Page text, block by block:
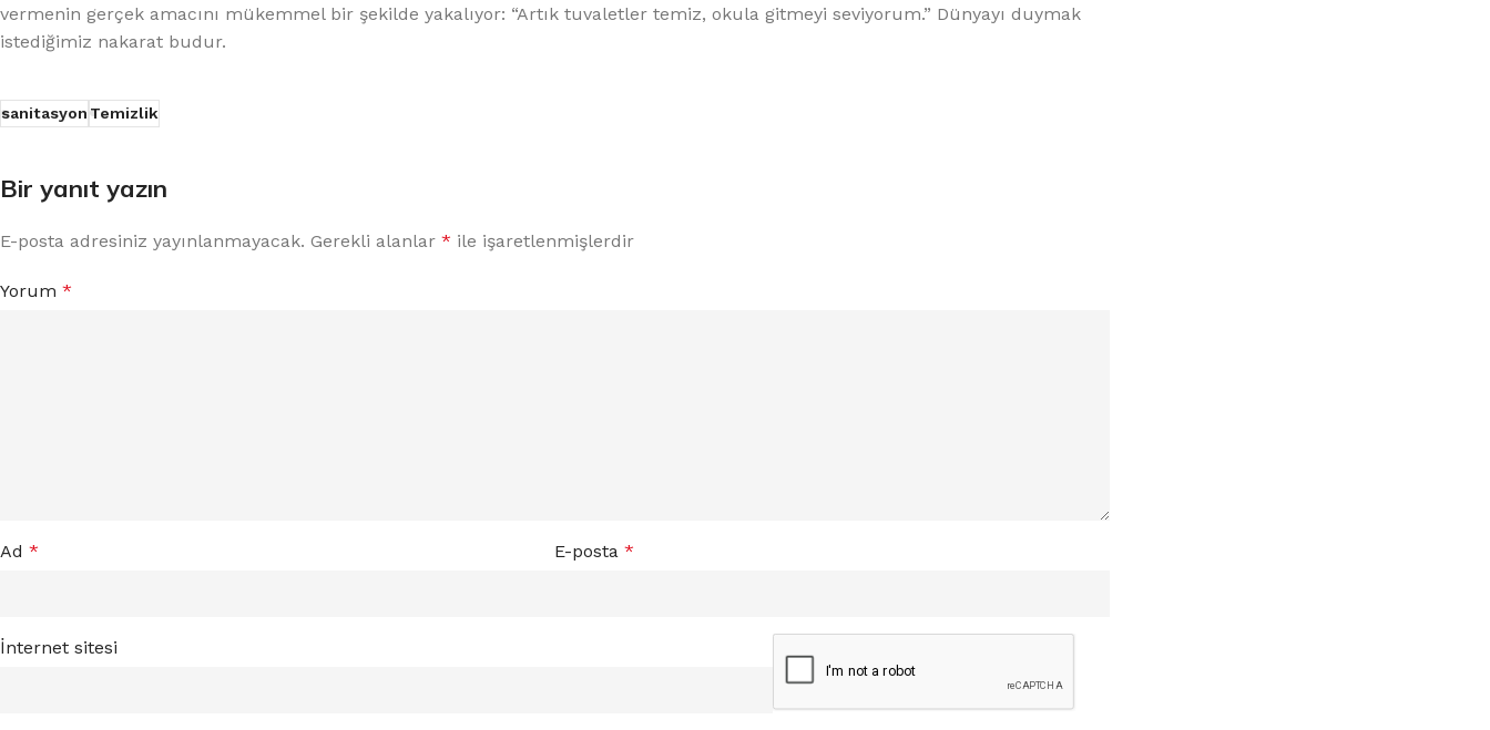
vermenin gerçek amacını mükemmel bir şekilde yakalıyor: “Artık tuvaletler temiz, okula gitmeyi seviyorum.” Dünyayı duymak
istediğimiz nakarat budur.
sanitasyonTemizlik
Bir yanıt yazın
E-posta adresiniz yayınlanmayacak. Gerekli alanlar * ile işaretlenmişlerdir
Yorum *
Ad * E-posta*
İnternet sitesi